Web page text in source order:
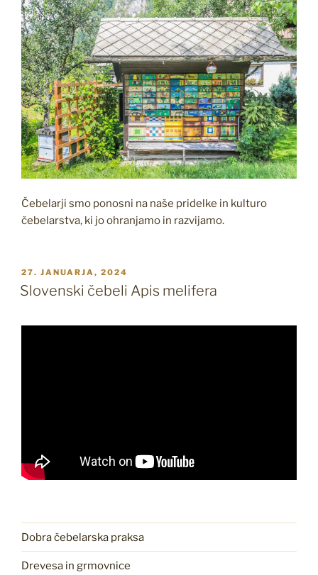
Čebelarji smo ponosni na naše pridelke in kulturo
čebelarstva, ki jo ohranjamo in razvijamo.
OBJAVLJENO
DNE
27. JANUARJA, 2024
Slovenski čebeli Apis melifera
Dobra čebelarska praksa
Drevesa in grmovnice